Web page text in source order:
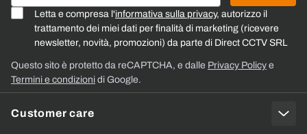
Customer care
Letta e compresa l'informativa sulla privacy, autorizzo il
trattamento dei miei dati per finalità di marketing (ricevere
newsletter, novità, promozioni) da parte di Direct CCTV SRL
Questo sito è protetto da reCAPTCHA, e dalle Privacy Policy e
Termini e condizioni di Google.